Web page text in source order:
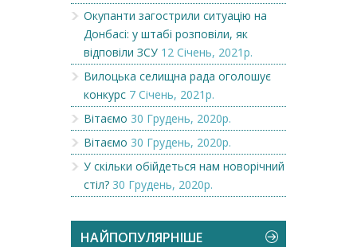
Окупанти загострили ситуацію на
Донбасі: у штабі розповіли, як
відповіли ЗСУ 12 Січень, 2021р.
Вилоцька селищна рада оголошує
конкурс 7 Січень, 2021р.
Вітаємо 30 Грудень, 2020р.
Вітаємо 30 Грудень, 2020р.
У скільки обійдеться нам новорічний
стіл? 30 Грудень, 2020р.
НАЙПОПУЛЯРНІШЕ